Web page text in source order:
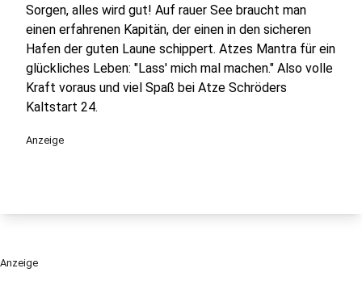
Sorgen, alles wird gut! Auf rauer See braucht man
einen erfahrenen Kapitän, der einen in den sicheren
Hafen der guten Laune schippert. Atzes Mantra für ein
glückliches Leben: "Lass' mich mal machen." Also volle
Kraft voraus und viel Spaß bei Atze Schröders
Kaltstart 24.
Anzeige
Anzeige